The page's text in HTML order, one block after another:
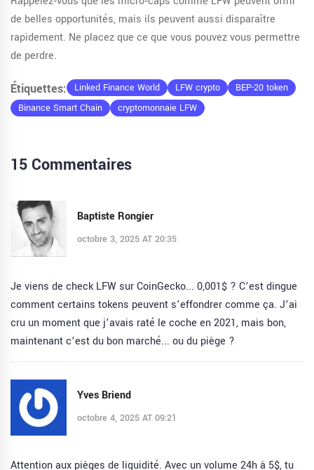
de belles opportunités, mais ils peuvent aussi disparaître
rapidement. Ne placez que ce que vous pouvez vous permettre
de perdre.
Étiquettes: Linked Finance World LFW crypto
BEP-20 token
Binance Smart Chain
cryptomonnaie LFW
15 Commentaires
Baptiste Rongier
octobre 3, 2025 AT 20:35
Je viens de check LFW sur CoinGecko... 0,001$ ? C’est dingue
comment certains tokens peuvent s’effondrer comme ça. J’ai
cru un moment que j’avais raté le coche en 2021, mais bon,
maintenant c’est du bon marché... ou du piège ?
Yves Briend
octobre 4, 2025 AT 09:21
Attention aux pièges de liquidité. Avec un volume 24h à 5$, tu